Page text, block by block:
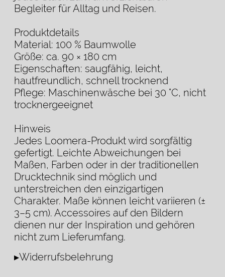
Begleiter für Alltag und Reisen.
Produktdetails
Material: 100 % Baumwolle
Größe: ca. 90 × 180 cm
Eigenschaften: saugfähig, leicht,
hautfreundlich, schnell trocknend
Pflege: Maschinenwäsche bei 30 °C, nicht
trocknergeeignet
Hinweis
Jedes Loomera-Produkt wird sorgfältig
gefertigt. Leichte Abweichungen bei
Maßen, Farben oder in der traditionellen
Drucktechnik sind möglich und
unterstreichen den einzigartigen
Charakter. Maße können leicht variieren (±
3–5 cm). Accessoires auf den Bildern
dienen nur der Inspiration und gehören
nicht zum Lieferumfang.
▸Widerrufsbelehrung